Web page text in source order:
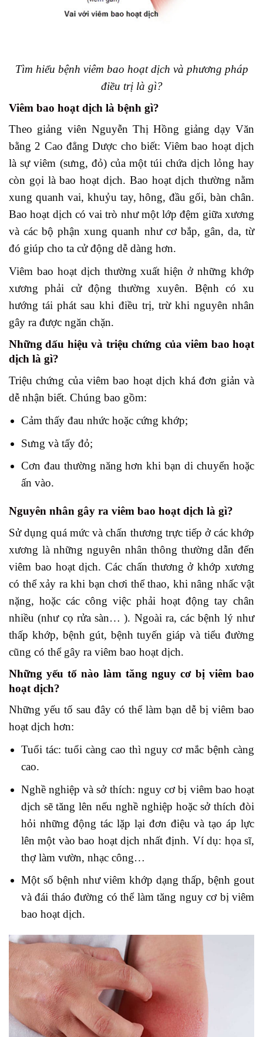
Tìm hiểu bệnh viêm bao hoạt dịch và phương pháp
điều trị là gì?
Viêm bao hoạt dịch là bệnh gì?
Theo giảng viên Nguyễn Thị Hồng giảng dạy Văn
bằng 2 Cao đẳng Dược cho biết: Viêm bao hoạt dịch
là sự viêm (sưng, đỏ) của một túi chứa dịch lỏng hay
còn gọi là bao hoạt dịch. Bao hoạt dịch thường nằm
xung quanh vai, khuỷu tay, hông, đầu gối, bàn chân.
Bao hoạt dịch có vai trò như một lớp đệm giữa xương
và các bộ phận xung quanh như cơ bắp, gân, da, từ
đó giúp cho ta cử động dễ dàng hơn.
Viêm bao hoạt dịch thường xuất hiện ở những khớp
xương phải cử động thường xuyên. Bệnh có xu
hướng tái phát sau khi điều trị, trừ khi nguyên nhân
gây ra được ngăn chặn.
Những dấu hiệu và triệu chứng của viêm bao hoạt
dịch là gì?
Triệu chứng của viêm bao hoạt dịch khá đơn giản và
dễ nhận biết. Chúng bao gồm:
Cảm thấy đau nhức hoặc cứng khớp;
Sưng và tấy đỏ;
Cơn đau thường năng hơn khi bạn di chuyển hoặc
ấn vào.
Nguyên nhân gây ra viêm bao hoạt dịch là gì?
Sử dụng quá mức và chấn thương trực tiếp ở các khớp
xương là những nguyên nhân thông thường dẫn đến
viêm bao hoạt dịch. Các chấn thương ở khớp xương
có thể xảy ra khi bạn chơi thể thao, khi nâng nhấc vật
nặng, hoặc các công việc phải hoạt động tay chân
nhiều (như cọ rửa sàn… ). Ngoài ra, các bệnh lý như
thấp khớp, bệnh gút, bệnh tuyến giáp và tiểu đường
cũng có thể gây ra viêm bao hoạt dịch.
Những yếu tố nào làm tăng nguy cơ bị viêm bao
hoạt dịch?
Những yếu tố sau đây có thể làm bạn dễ bị viêm bao
hoạt dịch hơn:
Tuổi tác: tuổi càng cao thì nguy cơ mắc bệnh càng
cao.
Nghề nghiệp và sở thích: nguy cơ bị viêm bao hoạt
dịch sẽ tăng lên nếu nghề nghiệp hoặc sở thích đòi
hỏi những động tác lặp lại đơn điệu và tạo áp lực
lên một vào bao hoạt dịch nhất định. Ví dụ: họa sĩ,
thợ làm vườn, nhạc công…
Một số bệnh như viêm khớp dạng thấp, bệnh gout
và đái tháo đường có thể làm tăng nguy cơ bị viêm
bao hoạt dịch.